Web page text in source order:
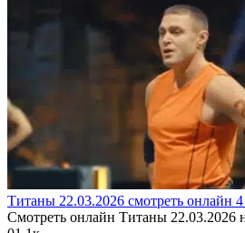
Титаны 22.03.2026 смотреть онлайн
Смотреть онлайн Титаны 22.03.2026